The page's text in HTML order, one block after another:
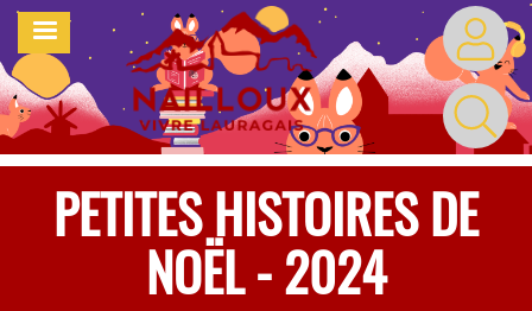
Aller
contenu
principal
MENU
PETITES HISTOIRES DE
NOËL - 2024